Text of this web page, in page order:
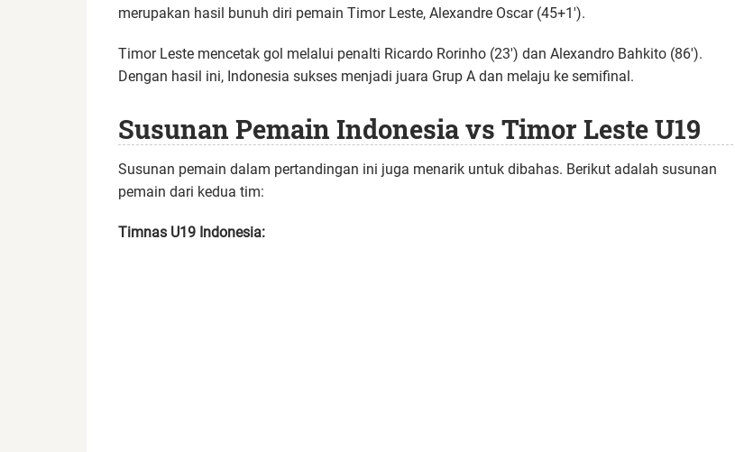
merupakan hasil bunuh diri pemain Timor Leste, Alexandre Oscar (45+1′).
Timor Leste mencetak gol melalui penalti Ricardo Rorinho (23′) dan Alexandro Bahkito (86′).
Dengan hasil ini, Indonesia sukses menjadi juara Grup A dan melaju ke semifinal.
Susunan Pemain Indonesia vs Timor Leste U19
Susunan pemain dalam pertandingan ini juga menarik untuk dibahas. Berikut adalah susunan
pemain dari kedua tim:
Timnas U19 Indonesia: